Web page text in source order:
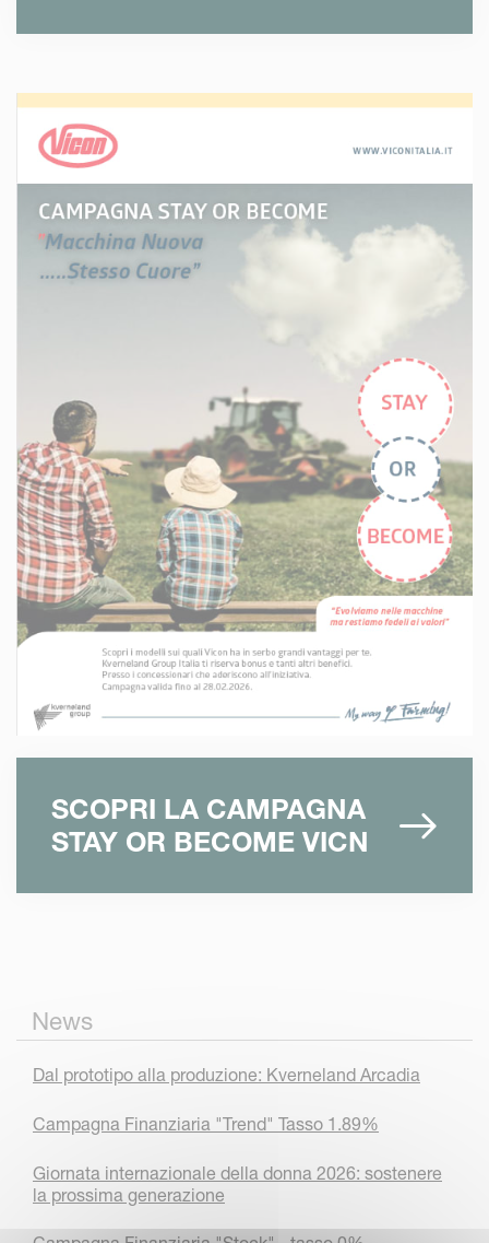
SCOPRI LA CAMPAGNA
STAY OR BECOME VICN
News
Dal prototipo alla produzione: Kverneland Arcadia
Campagna Finanziaria "Trend" Tasso 1.89%
Giornata internazionale della donna 2026: sostenere
la prossima generazione